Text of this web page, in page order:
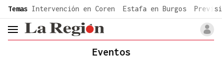
common.go-to-content
Temas Intervención en Coren Estafa en Burgos
header.menu.open
Eventos